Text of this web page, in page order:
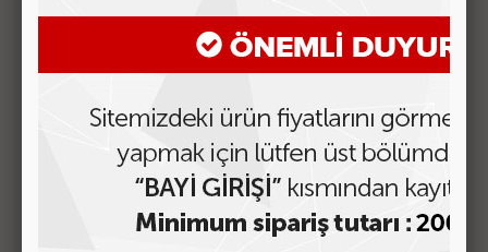
ÜRÜN AÇIKLAMASI
MÜŞTERİ YORUMLARI
BENZER ÜRÜNLER
KOLON-03 OTOMATİK TOKA